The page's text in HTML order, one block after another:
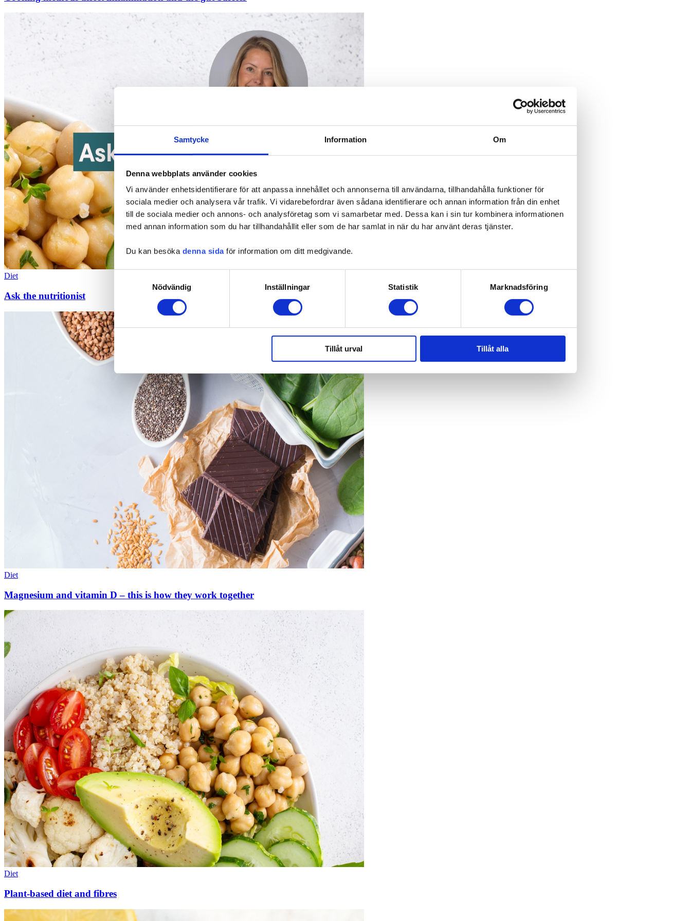
Samtycke Information Om
Denna webbplats använder cookies
Vi använder enhetsidentifierare för att anpassa innehållet och annonserna till användarna, tillhandahålla funktioner för
sociala medier och analysera vår trafik. Vi vidarebefordrar även sådana identifierare och annan information från din enhet
till de sociala medier och annons- och analysföretag som vi samarbetar med. Dessa kan i sin tur kombinera informationen
med annan information som du har tillhandahållit eller som de har samlat in när du har använt deras tjänster.
Du kan besöka denna sidaför information om ditt medgivande.
Nödvändig
Inställningar Statistik Marknadsföring
Tillåt urval Tillåt alla
Diet
Ask the nutritionist
Diet
Magnesium and vitamin D – this is how they work together
Diet
Plant-based diet and fibres